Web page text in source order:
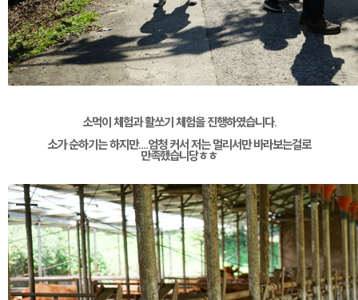
소먹이 체험과 활쏘기 체험을 진행하였습니다.
소가 순하기는 하지만....엄청 커서 저는 멀리서만 바라보는걸로
만족했습니당ㅎㅎ